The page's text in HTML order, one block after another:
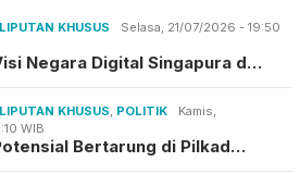
LIPUTAN KHUSUS
Selasa, 21/07/2026 - 19:50
Negara Digital Singapura d…
LIPUTAN KHUSUS POLITIK
Kamis,
WIB
Bertarung di Pilkad…